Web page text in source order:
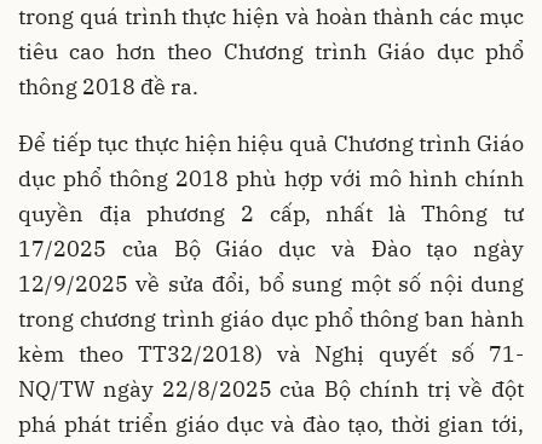
trong quá trình thực hiện và hoàn thành các mục
tiêu cao hơn theo Chương trình Giáo dục phổ
thông 2018 đề ra.
Để tiếp tục thực hiện hiệu quả Chương trình Giáo
dục phổ thông 2018 phù hợp với mô hình chính
quyền địa phương 2 cấp, nhất là Thông tư
17/2025 của Bộ Giáo dục và Đào tạo ngày
12/9/2025 về sửa đổi, bổ sung một số nội dung
trong chương trình giáo dục phổ thông ban hành
kèm theo TT32/2018) và Nghị quyết số 71-
NQ/TW ngày 22/8/2025 của Bộ chính trị về đột
phá phát triển giáo dục và đào tạo, thời gian tới,